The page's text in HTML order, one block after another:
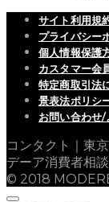
サイト利用規
プライバシー
個人情報保護
カスタマー会
特定商取引法
景表法ポリシ
お問い合わせ/
コンタクト｜東
デーア消費者相
© 2018